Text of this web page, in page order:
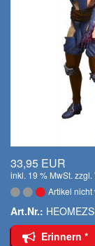
33,95 EUR
inkl. 19 % MwSt. zzgl.
Artikel nicht
Art.Nr.:
Erinnern *